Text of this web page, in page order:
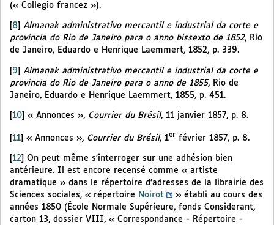
(« Collegio francez »).
8
Almanak administrativo mercantil e industrial da corte e
provincia do Rio de Janeiro para o anno bissexto de 1852, Rio
de Janeiro, Eduardo e Henrique Laemmert, 1852, p. 339.
[9] Almanak administrativo mercantil e industrial da corte e
provincia do Rio de Janeiro para o anno de 1855, Rio de
Janeiro, Eduardo e Henrique Laemmert, 1855, p. 451.
10 « Annonces », Courrier du Brésil, 11 janvier 1857, p. 8.
[11] « Annonces », Courrier du Brésil, 1er février 1857, p. 8.
12
On peut même s’interroger sur une adhésion bien
antérieure. Il est encore recensé comme « artiste
dramatique » dans le répertoire d’adresses de la librairie des
Sciences sociales, « répertoire Noirot
» établi au cours des
années 1850 (École Normale Supérieure, fonds Considerant,
carton 13, dossier VIII, « Correspondance - Répertoire -